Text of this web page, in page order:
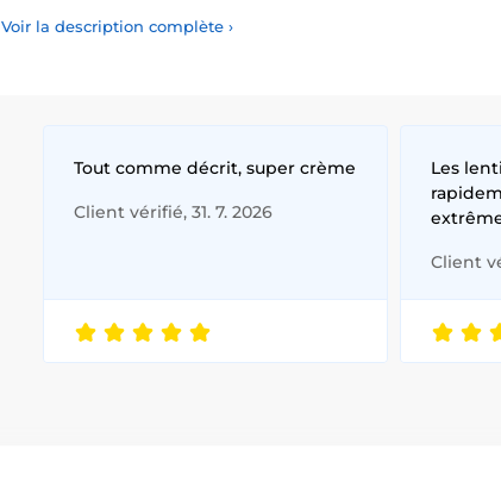
Voir la description complète ›
Tout comme décrit, super crème
Client vérifié, 31. 7. 2026
Les
Client